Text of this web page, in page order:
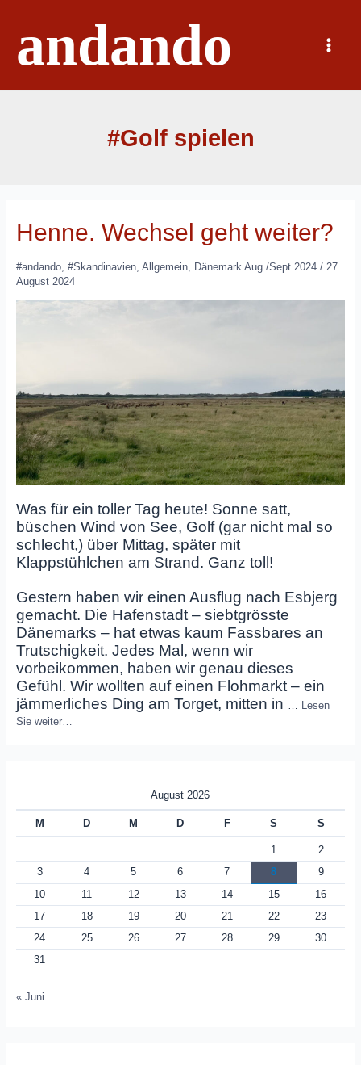
springenandando
Main
Menu
#Golf spielen
Henne. Wechsel geht weiter?
#andando, #Skandinavien, Allgemein, Dänemark Aug./Sept 2024/ 27.
August 2024
Was für ein toller Tag heute! Sonne satt,
büschen Wind von See, Golf (gar nicht mal so
schlecht,) über Mittag, später mit
Klappstühlchen am Strand. Ganz toll!
Gestern haben wir einen Ausflug nach Esbjerg
gemacht. Die Hafenstadt – siebtgrösste
Dänemarks – hat etwas kaum Fassbares an
Trutschigkeit. Jedes Mal, wenn wir
vorbeikommen, haben wir genau dieses
Gefühl. Wir wollten auf einen Flohmarkt – ein
jämmerliches Ding am Torget, mitten in
Lesen
Sie weiter…
August 2026
M D M D F S S
1
2
3
4 5 6 7 8
9
10
11 12 13 14 15
16
17
18 19 20 21 22
23
24
25 26 27 28 29
30
31
« Juni